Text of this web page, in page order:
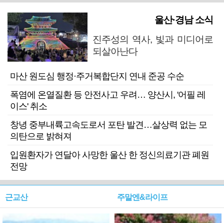
울산·경남 소식
진주성의 역사, 빛과 미디어로
되살아난다
마산 원도심 행정·주거복합단지 연내 준공 수순
폭염에 온열질환 등 안전사고 우려… 양산시, '어필 레
이스' 취소
창녕 중부내륙고속도로서 포탄 발견…살상력 없는 모
의탄으로 밝혀져
입원환자가 연달아 사망한 울산 한 정신의료기관 폐원
전망
근교산 주말엔&라이프